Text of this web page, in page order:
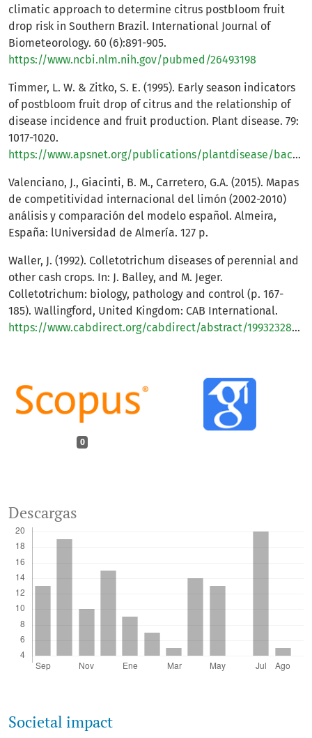
0
Descargas
Societal impact
climatic approach to determine citrus postbloom fruit
drop risk in Southern Brazil. International Journal of
Biometeorology. 60 (6):891-905.
https://www.ncbi.nlm.nih.gov/pubmed/26493198
Timmer, L. W. & Zitko, S. E. (1995). Early season indicators
of postbloom fruit drop of citrus and the relationship of
disease incidence and fruit production. Plant disease. 79:
1017-1020.
https://www.apsnet.org/publications/plantdisease/backissues/Documents/1995Articles/PlantDisease79n10_1017.PDF
Valenciano, J., Giacinti, B. M., Carretero, G.A. (2015). Mapas
de competitividad internacional del limón (2002-2010)
análisis y comparación del modelo español. Almeira,
España: lUniversidad de Almería. 127 p.
Waller, J. (1992). Colletotrichum diseases of perennial and
other cash crops. In: J. Balley, and M. Jeger.
Colletotrichum: biology, pathology and control (p. 167-
185). Wallingford, United Kingdom: CAB International.
https://www.cabdirect.org/cabdirect/abstract/19932328417